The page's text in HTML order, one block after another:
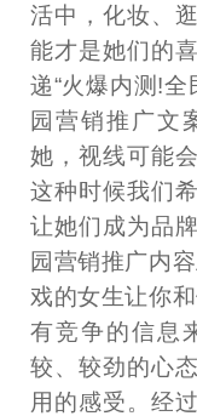
活中，化妆、
能才是她们的
递“火爆内测!全
园营销推广文
她，视线可能
这种时候我们
让她们成为品
园营销推广内
戏的女生让你
有竞争的信息
较、较劲的心
用的感受。经